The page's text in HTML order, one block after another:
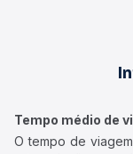
Tempo médio de
O tempo de